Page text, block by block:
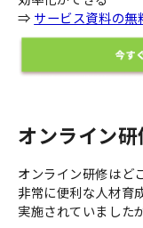
⇒ サービス資料の無
オンライン
オンライン研修はど
非常に便利な人材育
実施されていました